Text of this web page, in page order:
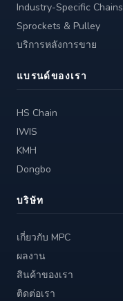
Industry-Specific Chains
Sprockets & Pulley
บริการหลังการขาย
แบรนด์ของเรา
HS Chain
IWIS
KMH
Dongbo
บริษัท
เกี่ยวกับ MPC
ผลงาน
สินค้าของเรา
ติดต่อเรา